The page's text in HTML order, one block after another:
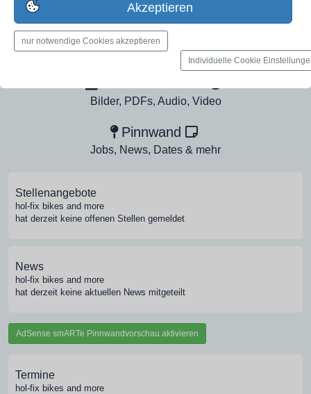
Erstelle jetzt ein gratis Firmenprofil für dein Unternehmen:
jetzt registrieren
Bilder, PDFs, Audio, Video
Pinnwand
Jobs, News, Dates & mehr
Stellenangebote
hol-fix bikes and more
hat derzeit keine offenen Stellen gemeldet
News
hol-fix bikes and more
hat derzeit keine aktuellen News mitgeteilt
AdSense smARTe Pinnwandvorschau aktivieren
Termine
hol-fix bikes and more
Akzeptieren
nur notwendige Cookies akzeptieren
Individuelle Cookie